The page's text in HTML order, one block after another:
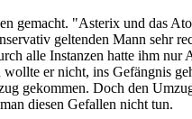
gemacht. "Asterix und das
geltenden Mann sehr
alle Instanzen hatte ihm
er nicht, ins Gefängnis
gekommen. Doch den
diesen Gefallen nicht tun.